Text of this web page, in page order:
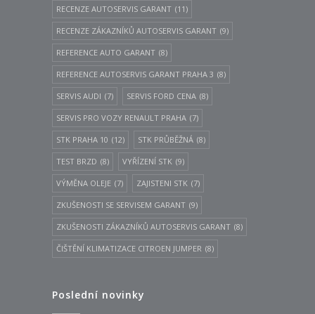
RECENZE AUTOSERVIS GARANT (11)
RECENZE ZÁKAZNÍKŮ AUTOSERVIS GARANT (9)
REFERENCE AUTO GARANT (8)
REFERENCE AUTOSERVIS GARANT PRAHA 3 (8)
SERVIS AUDI (7) SERVIS FORD CENA (8)
SERVIS PRO VOZY RENAULT PRAHA (7)
STK PRAHA 10 (12) STK PRŮBĚŽNÁ (8)
TEST BRZD (8) VYŘÍZENÍ STK (9)
VÝMĚNA OLEJE (7) ZAJISTENI STK (7)
ZKUŠENOSTI SE SERVISEM GARANT (9)
ZKUŠENOSTI ZÁKAZNÍKŮ AUTOSERVIS GARANT (8)
ČIŠTĚNÍ KLIMATIZACE CITROEN JUMPER (8)
Poslední novinky